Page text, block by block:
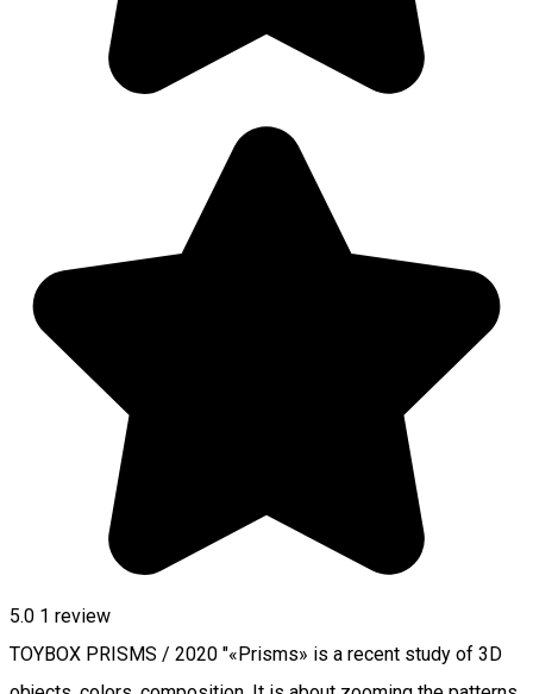
5.0 1 review
TOYBOX PRISMS / 2020 "«Prisms» is a recent study of 3D